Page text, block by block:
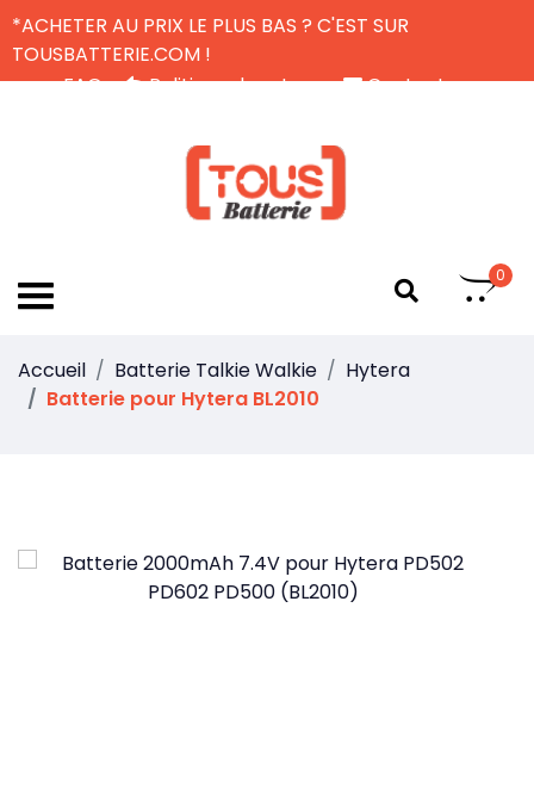
*ACHETER AU PRIX LE PLUS BAS ? C'EST SUR
TOUSBATTERIE.COM !
FAQ
Politique de retour
Contactez-nous
0
Accueil Batterie Talkie Walkie
Hytera
Batterie pour Hytera BL2010